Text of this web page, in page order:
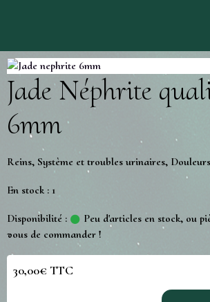
Jade Néphrite
6mm
Reins, Système et troubles urinaires,
En stock : 1
Disponibilité :
Peu d'articles en stock, ou
vous de commander !
30,00€ TTC